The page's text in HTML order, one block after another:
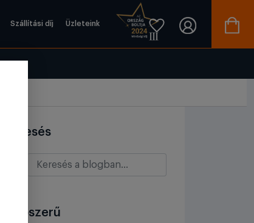
Szállítási díj Üzleteink
Keresés
Népszerű